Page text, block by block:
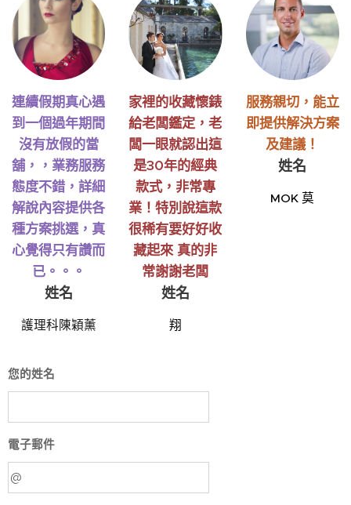
連續假期真心遇
到一個過年期間
沒有放假的當
舖，，業務服務
態度不錯，詳細
解說內容提供各
種方案挑選，真
心覺得只有讚而
已。。。
姓名
護理科陳穎薰
家裡的收藏懷錶
給老闆鑑定，老
闆一眼就認出這
是30年的經典
款式，非常專
業！特別說這款
很稀有要好好收
藏起來 真的非
常謝謝老闆
姓名
翔
服務親切，能立
即提供解決方案
及建議！
姓名
MOK 莫
您的姓名
電子郵件